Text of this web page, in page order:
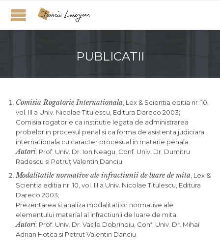
PUBLICATII
Comisia Rogatorie Internationala, Lex & Scientia editia nr. 10,
vol. III a Univ. Nicolae Titulescu, Editura Dareco 2003;
Comisia rogatorie ca institutie legata de administrarea
probelor in procesul penal si ca forma de asistenta judiciara
internationala cu caracter procesual in materie penala.
Autori: Prof. Univ. Dr. Ion Neagu, Conf. Univ. Dr. Dumitru
Radescu si Petruţ Valentin Danciu
Modalitatile normative ale infractiunii de luare de mita, Lex &
Scientia editia nr. 10, vol. III a Univ. Nicolae Titulescu, Editura
Dareco 2003;
Prezentarea si analiza modalitatilor normative ale
elementului material al infractiunii de luare de mita.
Autori: Prof. Univ. Dr. Vasile Dobrinoiu, Conf. Univ. Dr. Mihai
Adrian Hotca si Petrut Valentin Danciu